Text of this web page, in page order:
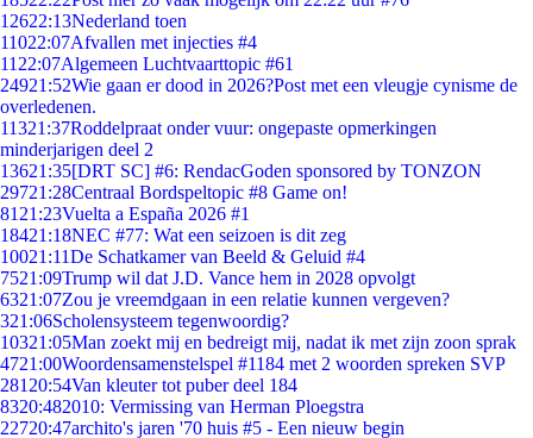
12622:13Nederland toen
11022:07Afvallen met injecties #4
11 22:07Algemeen Luchtvaarttopic #61
24921:52Wie gaan er dood in 2026?Post met een vleugje cynisme de
overledenen.
11321:37Roddelpraat onder vuur: ongepaste opmerkingen
minderjarigen deel 2
13621:35[DRT SC] #6: RendacGoden sponsored by TONZON
29721:28Centraal Bordspeltopic #8 Game on!
81 21:23Vuelta a España 2026 #1
18421:18NEC #77: Wat een seizoen is dit zeg
10021:11De Schatkamer van Beeld & Geluid #4
7521:09Trump wil dat J.D. Vance hem in 2028 opvolgt
6321:07Zou je vreemdgaan in een relatie kunnen vergeven?
321:06Scholensysteem tegenwoordig?
10321:05Man zoekt mij en bedreigt mij, nadat ik met zijn zoon sprak
4721:00Woordensamenstelspel #1184 met 2 woorden spreken SVP
281 20:54Van kleuter tot puber deel 184
8320:482010: Vermissing van Herman Ploegstra
22720:47archito's jaren '70 huis #5 - Een nieuw begin